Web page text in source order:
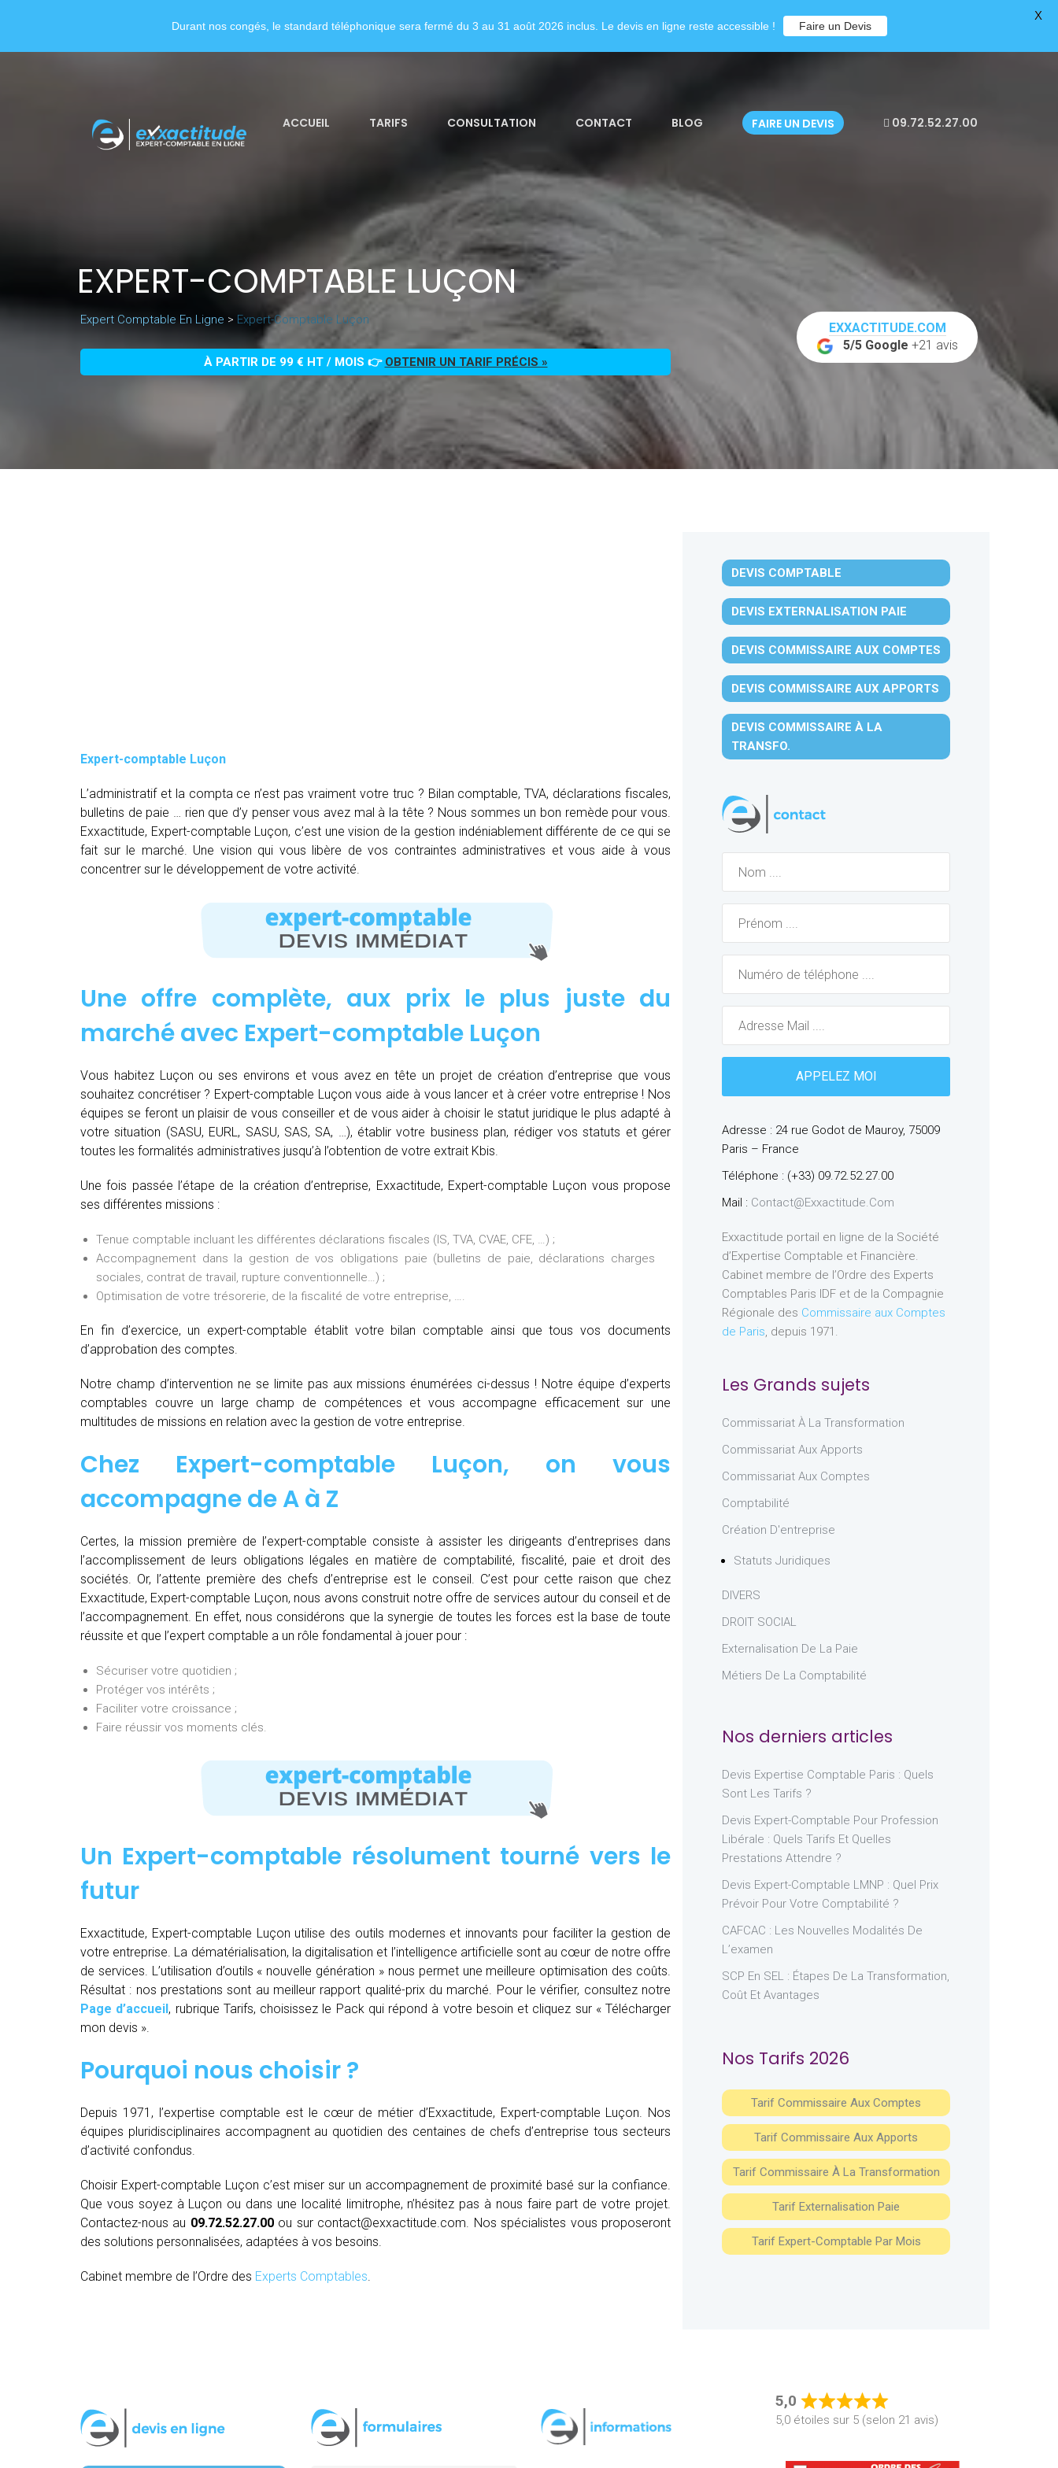
ACCUEIL TARIFS CONSULTATION CONTACT BLOG FAIRE UN DEVIS 09.72.52.27.00
EXPERT-COMPTABLE LUÇON
Expert Comptable En Ligne > Expert-Comptable Luçon
À PARTIR DE 99 € HT / MOIS 👉 OBTENIR UN TARIF PRÉCIS »
EXXACTITUDE.COM
5/5 Google +21 avis
Expert-comptable Luçon
L’administratif et la compta ce n’est pas vraiment votre truc ? Bilan comptable, TVA, déclarations fiscales,
bulletins de paie … rien que d’y penser vous avez mal à la tête ? Nous sommes un bon remède pour vous.
Exxactitude, Expert-comptable Luçon, c’est une vision de la gestion indéniablement différente de ce qui se
fait sur le marché. Une vision qui vous libère de vos contraintes administratives et vous aide à vous
concentrer sur le développement de votre activité.
Une offre complète, aux prix le plus juste du
marché avec Expert-comptable Luçon
Vous habitez Luçon ou ses environs et vous avez en tête un projet de création d’entreprise que vous
souhaitez concrétiser ? Expert-comptable Luçon vous aide à vous lancer et à créer votre entreprise ! Nos
équipes se feront un plaisir de vous conseiller et de vous aider à choisir le statut juridique le plus adapté à
votre situation (SASU, EURL, SASU, SAS, SA, …), établir votre business plan, rédiger vos statuts et gérer
toutes les formalités administratives jusqu’à l’obtention de votre extrait Kbis.
Une fois passée l’étape de la création d’entreprise, Exxactitude, Expert-comptable Luçon vous propose
ses différentes missions :
Tenue comptable incluant les différentes déclarations fiscales (IS, TVA, CVAE, CFE, …) ;
Accompagnement dans la gestion de vos obligations paie (bulletins de paie, déclarations charges
sociales, contrat de travail, rupture conventionnelle…) ;
Optimisation de votre trésorerie, de la fiscalité de votre entreprise, ….
En fin d’exercice, un expert-comptable établit votre bilan comptable ainsi que tous vos documents
d’approbation des comptes.
Notre champ d’intervention ne se limite pas aux missions énumérées ci-dessus ! Notre équipe d’experts
comptables couvre un large champ de compétences et vous accompagne efficacement sur une
multitudes de missions en relation avec la gestion de votre entreprise.
Chez Expert-comptable Luçon, on vous
accompagne deA à Z
Certes, la mission première de l’expert-comptable consiste à assister les dirigeants d’entreprises dans
l’accomplissement de leurs obligations légales en matière de comptabilité, fiscalité, paie et droit des
sociétés. Or, l’attente première des chefs d’entreprise est le conseil. C’est pour cette raison que chez
Exxactitude, Expert-comptable Luçon, nous avons construit notre offre de services autour du conseil et de
l’accompagnement. En effet, nous considérons que la synergie de toutes les forces est la base de toute
réussite et que l’expert comptable a un rôle fondamental à jouer pour :
Sécuriser votre quotidien ;
Protéger vos intérêts ;
Faciliter votre croissance ;
Faire réussir vos moments clés.
Un Expert-comptable résolument tourné vers le
futur
Exxactitude, Expert-comptable Luçon utilise des outils modernes et innovants pour faciliter la gestion de
votre entreprise. La dématérialisation, la digitalisation et l’intelligence artificielle sont au cœur de notre offre
de services. L’utilisation d’outils « nouvelle génération » nous permet une meilleure optimisation des coûts.
Résultat : nos prestations sont au meilleur rapport qualité-prix du marché. Pour le vérifier, consultez notre
Page d’accueil, rubrique Tarifs, choisissez le Pack qui répond à votre besoin et cliquez sur « Télécharger
mon devis ».
Pourquoi nous choisir ?
Depuis 1971, l’expertise comptable est le cœur de métier d’Exxactitude, Expert-comptable Luçon. Nos
équipes pluridisciplinaires accompagnent au quotidien des centaines de chefs d’entreprise tous secteurs
d’activité confondus.
Choisir Expert-comptable Luçon c’est miser sur un accompagnement de proximité basé sur la confiance.
Que vous soyez à Luçon ou dans une localité limitrophe, n’hésitez pas à nous faire part de votre projet.
Contactez-nous au 09.72.52.27.00ou sur contact@exxactitude.com. Nos spécialistes vous proposeront
des solutions personnalisées, adaptées à vos besoins.
Cabinet membre de l’Ordre des Experts Comptables.
DEVIS COMPTABLE
DEVIS EXTERNALISATION PAIE
DEVIS COMMISSAIRE AUX COMPTES
DEVIS COMMISSAIRE AUX APPORTS
DEVIS COMMISSAIRE À LA
TRANSFO.
Adresse : 24 rue Godot de Mauroy, 75009
Paris – France
Téléphone : (+33) 09.72.52.27.00
Mail : Contact@exxactitude.com
Exxactitude portail en ligne de la Société
d’Expertise Comptable et Financière.
Cabinet membre de l’Ordre des Experts
Comptables Paris IDF et de la Compagnie
Régionale des Commissaire aux Comptes
de Paris, depuis 1971.
Les Grands sujets
Commissariat À La Transformation
Commissariat Aux Apports
Commissariat Aux Comptes
Comptabilité
Création D'entreprise
Statuts Juridiques
DIVERS
DROIT SOCIAL
Externalisation De La Paie
Métiers De La Comptabilité
Nos derniers articles
Devis Expertise Comptable Paris : Quels
Sont Les Tarifs ?
Devis Expert-Comptable Pour Profession
Libérale : Quels Tarifs Et Quelles
Prestations Attendre ?
Devis Expert-Comptable LMNP : Quel Prix
Prévoir Pour Votre Comptabilité ?
CAFCAC : Les Nouvelles Modalités De
L’examen
SCP En SEL : Étapes De La Transformation,
Coût Et Avantages
Nos Tarifs 2026
Tarif Commissaire Aux Comptes
Tarif Commissaire Aux Apports
Tarif Commissaire À La Transformation
Tarif Externalisation Paie
Tarif Expert-Comptable Par Mois
5,0
Rated
5,0
5,0 étoiles sur 5 (selon 21 avis)
Durant nos congés, le standard téléphonique sera fermé du 3 au 31 août 2026 inclus. Le devis en ligne reste accessible ! Faire un Devis
X